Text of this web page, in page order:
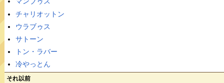
チャリオットン
ウラブゥス
サトーン
トン・ラバー
冷やっとん
それ以前